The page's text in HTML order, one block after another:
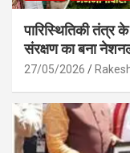
पारिस्थितिकी तंत्र
संरक्षण का बना
27/05/2026